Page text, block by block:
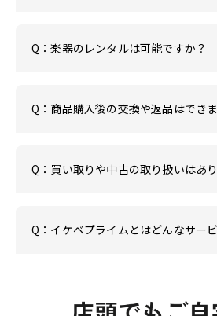
Q：楽器のレンタルは可能ですか？
Q：商品購入後の交換や返品はでき
Q：買い取りや中古の取り扱いはあ
Q：イケベプライムとはどんなサー